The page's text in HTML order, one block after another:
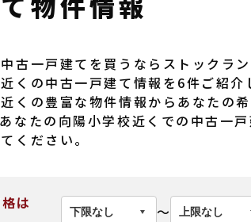
古一戸建てを買うならストックラ
くの中古一戸建て情報を6件ご紹
くの豊富な物件情報からあなたの
なたの向陽小学校近くでの中古一
ください。
は
〜